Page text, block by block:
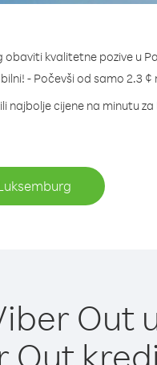
obaviti kvalitetne pozive u
- Počevši od samo 2.3 ¢
najbolje cijene na minutu
Out
Out